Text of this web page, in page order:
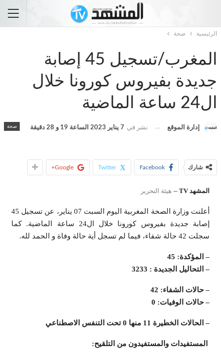
الرئيسية صحة
المغرب/تسجيل 45 إصابة
جديدة بفيروس كورونا خلال
ال24 ساعة الماضية
صحة إدارة الموقع نشر في 7 يناير 2023 الساعة 19 و 28 دقيقة
شارك Facebook
Twitter
Google+
المشهد TV – هيئة التحرير
أعلنت وزارة الصحة المغربية اليوم السبت 07 يناير، عن تسجيل 45
إصابة جديدة بفيروس كورونا خلال ال24 ساعة الماضية. كما
سجلت 42 حالة شفاء، فيما لم تسجل أية حالة وفاة و الحمد لله.
– المؤكدة: 45
– التحاليل الجديدة : 3233
– حالات الشفاء: 42
– حالات الوفيات: 0
– الحالات الخطيرة 11 منها 0 تحت التنفس الاصطناعي
المستفيدات والمستفيدون من التلقيح: